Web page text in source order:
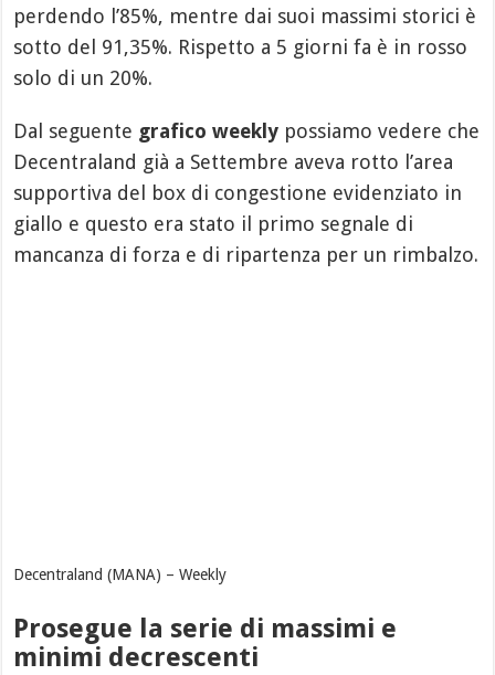
perdendo l’85%, mentre dai suoi massimi storici è
sotto del 91,35%. Rispetto a 5 giorni fa è in rosso
solo di un 20%.
Dal seguente grafico weekly possiamo vedere che
Decentraland già a Settembre aveva rotto l’area
supportiva del box di congestione evidenziato in
giallo e questo era stato il primo segnale di
mancanza di forza e di ripartenza per un rimbalzo.
Decentraland (MANA) – Weekly
Prosegue la serie di massimi e
minimi decrescenti